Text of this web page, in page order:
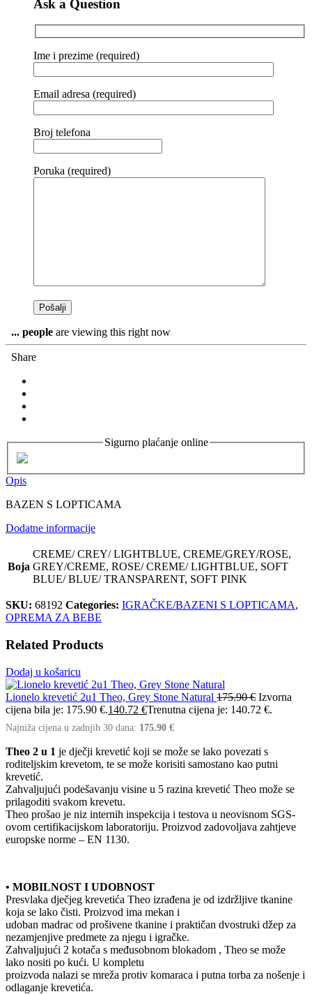
Ask a Question
Ime i prezime (required)
Email adresa (required)
Broj telefona
Poruka (required)
... people are viewing this right now
Share
Sigurno plaćanje online
Opis
BAZEN S LOPTICAMA
Dodatne informacije
Boja
CREME/ CREY/ LIGHTBLUE, CREME/GREY/ROSE,
GREY/CREME, ROSE/ CREME/ LIGHTBLUE, SOFT
BLUE/ BLUE/ TRANSPARENT, SOFT PINK
SKU: 68192 Categories: IGRAČKE/BAZENI S LOPTICAMA,
OPREMA ZA BEBE
Related Products
Dodaj u košaricu
Lionelo krevetić 2u1 Theo, Grey Stone Natural 175.90€ Izvorna
cijena bila je: 175.90 €.140.72 €Trenutna cijena je: 140.72 €.
Najniža cijena u zadnjih 30 dana: 175.90 €
Theo 2 u 1 je dječji krevetić koji se može se lako povezati s
roditeljskim krevetom, te se može korisiti samostano kao putni
krevetić.
Zahvaljujući podešavanju visine u 5 razina krevetić Theo može se
prilagoditi svakom krevetu.
Theo prošao je niz internih inspekcija i testova u neovisnom SGS-
ovom certifikacijskom laboratoriju. Proizvod zadovoljava zahtjeve
europske norme – EN 1130.
• MOBILNOST I UDOBNOST
Presvlaka dječjeg krevetića Theo izrađena je od izdržljive tkanine
koja se lako čisti. Proizvod ima mekan i
udoban madrac od prošivene tkanine i praktičan dvostruki džep za
nezamjenjive predmete za njegu i igračke.
Zahvaljujući 2 kotača s međusobnom blokadom , Theo se može
lako nositi po kući. U kompletu
proizvoda nalazi se mreža protiv komaraca i putna torba za nošenje i
odlaganje krevetića.